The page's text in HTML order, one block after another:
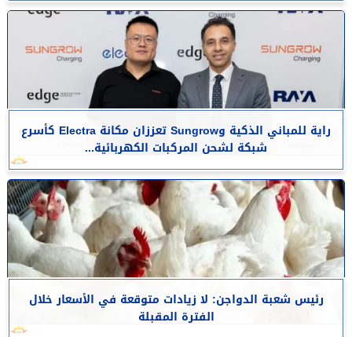
راية للمباني الذكية وSungrow تعززان مكانة Electra كأسرع
شبكة لشحن المركبات الكهربائية...
رئيس شعبة الدواجن: لا زيادات متوقعة في الأسعار خلال
الفترة المقبلة